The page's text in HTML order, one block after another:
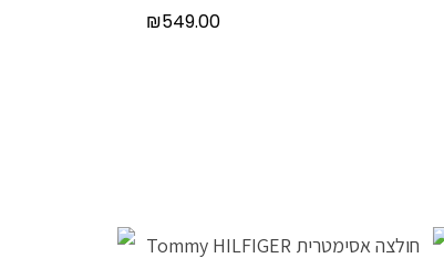
₪549.00